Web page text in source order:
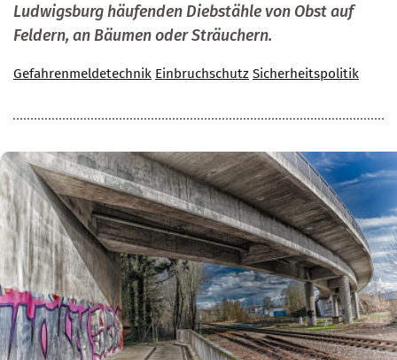
Ludwigsburg häufenden Diebstähle von Obst auf
Feldern, an Bäumen oder Sträuchern.
Gefahrenmeldetechnik Einbruchschutz Sicherheitspolitik